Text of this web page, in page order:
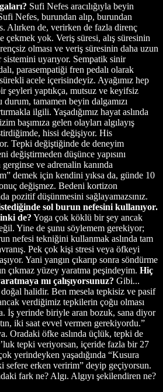
Sufi Nefes aracılığıyla beyin
Nefes, burundan alıp, burundan
Alırken de, verirken de fazla direnç
çekmek yok. Veriş süresi, alış süresinin
olması ve veriş süresinin daha uzun
sistemini uyarıyor. Sempatik sinir
parasempatiği fren pedalı olarak
acele içerisindeyiz. Ayağımız hep
şeyleri yaptıkça, mutsuz ve keyifsiz
tamamen beyin dalgamızı
ilgili. Yaşadığımız hayat aslında
başımıza gelen olayları algılayış
hissi değişiyor. His
Tepki değiştiğinde de deneyim
değiştirmeden düşünce yapısını
ve adrenalin kanında
demek için kendini yıksa da, günde 10
değişmez. Bedeni kortizon
pozitif düşünmesini sağlayamazsınız.
sol burun nefesini kullanıyor.
de? Yoga çok köklü bir şey ancak
Yine de şunu söylemem gerekiyor;
nefesi tekniğini kullanmak aslında tam
Pek çok kişi stresi veya öfkeyi
Yani yangın çıkarıp sonra söndürme
çıkmaz yüzey yaratma peşindeyim. Hiç
mı çalışıyorsunuz? Gibi...
halidir. Ben mesela tepkisiz ve pasif
verdiğimiz tepkilerin çoğu olması
İş yerinde biriyle aran bozuk, sana diyor
iki saat evvel vermen gerekiyordu.”
Oradaki öfke aslında üçlük, tepki de
tepki veriyorsan, içeride fazla bir 27
yerindeyken yaşadığında “Kusura
sefere erken veririm” deyip geçiyorsun.
fark ne? Algı. Algıyı şekilendiren ne?